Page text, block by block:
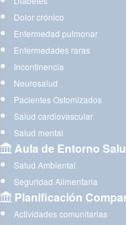
Dolor crónico
Enfermedad pulmonar
Enfermedades raras
Incontinencia
Neurosalud
Pacientes Ostomizados
Salud cardiovascular
Salud mental
Aula de Entorno
Salud Ambiental
Seguridad Alimentaria
Planificación
Actividades comunitarias